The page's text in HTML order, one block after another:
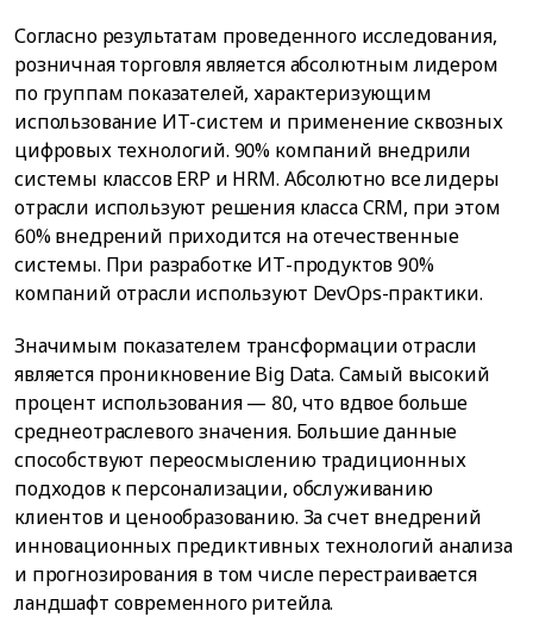
Согласно результатам проведенного исследования,
розничная торговля является абсолютным лидером
по группам показателей, характеризующим
использование ИТ-систем и применение сквозных
цифровых технологий. 90% компаний внедрили
системы классов ERP и HRM. Абсолютно все лидеры
отрасли используют решения класса CRM, при этом
60% внедрений приходится на отечественные
системы. При разработке ИТ-продуктов 90%
компаний отрасли используют DevOps-практики.
Значимым показателем трансформации отрасли
является проникновение Big Data. Самый высокий
процент использования — 80, что вдвое больше
среднеотраслевого значения. Большие данные
способствуют переосмыслению традиционных
подходов к персонализации, обслуживанию
клиентов и ценообразованию. За счет внедрений
инновационных предиктивных технологий анализа
и прогнозирования в том числе перестраивается
ландшафт современного ритейла.